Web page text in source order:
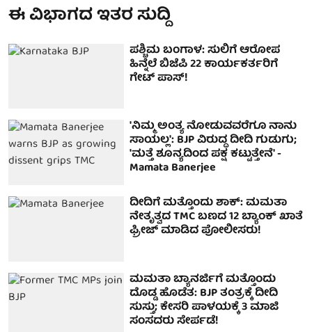
ಈ ವಿಭಾಗದ ಇತರ ಸುದ್ದಿ
ಪಶ್ಚಿಮ ಬಂಗಾಳ: ಸುಲಿಗೆ ಆರೋಪ
ಹಿನ್ನೆಲೆ ಬಿಜೆಪಿ 22 ಕಾರ್ಯಕರ್ತರಿಗೆ
ಗೇಟ್ ಪಾಸ್!
'ನಿಮ್ಮ ಅಂತ್ಯ ನೋಡುವವರೆಗೂ ನಾನು
ಸಾಯಲ್ಲ': BJP ವಿರುದ್ಧ ದೀದಿ ಗುಡುಗು;
'ಮತ್ತೆ ಶೂನ್ಯದಿಂದ ಪಕ್ಷ ಕಟ್ಟುತ್ತೇನೆ' -
Mamata Banerjee
ದೀದಿಗೆ ಮತ್ತೊಂದು ಶಾಕ್: ಮಮತಾ
ನೇತೃತ್ವದ TMC ಬಣದ 12 ಬ್ಯಾಂಕ್ ಖಾತೆ
ಫ್ರೀಜ್ ಮಾಡಿದ ಪೋಲೀಸರು!
ಮಮತಾ ಬ್ಯಾನರ್ಜಿಗೆ ಮತ್ತೊಂದು
ದೊಡ್ಡ ಹೊಡೆತ: BJP ತಂತ್ರಕ್ಕೆ ದೀದಿ
ಸುಸ್ತು; ಕೇಸರಿ ಪಾಳಯಕ್ಕೆ 3 ಮಾಜಿ
ಸಂಸದರು ಸೇರ್ಪಡೆ!